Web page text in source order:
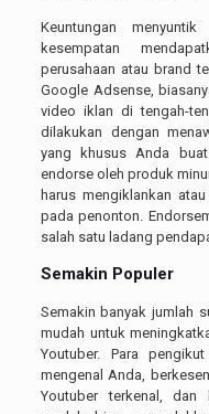
Keuntungan
kesempatan
perusahaan atau brand
Google Adsense,
video iklan di tengah-
dilakukan dengan
yang khusus Anda
endorse oleh produk
harus mengiklankan
pada penonton.
salah satu ladang
Semakin Populer
Semakin banyak jumlah
mudah untuk
Youtuber. Para
mengenal Anda,
Youtuber terkenal, dan